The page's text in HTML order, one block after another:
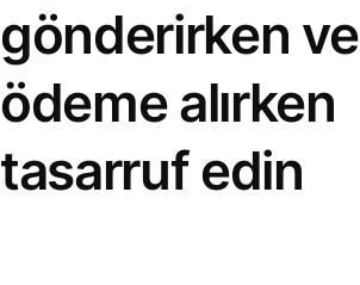
gönderirken ve
ödeme alırken
tasarruf edin